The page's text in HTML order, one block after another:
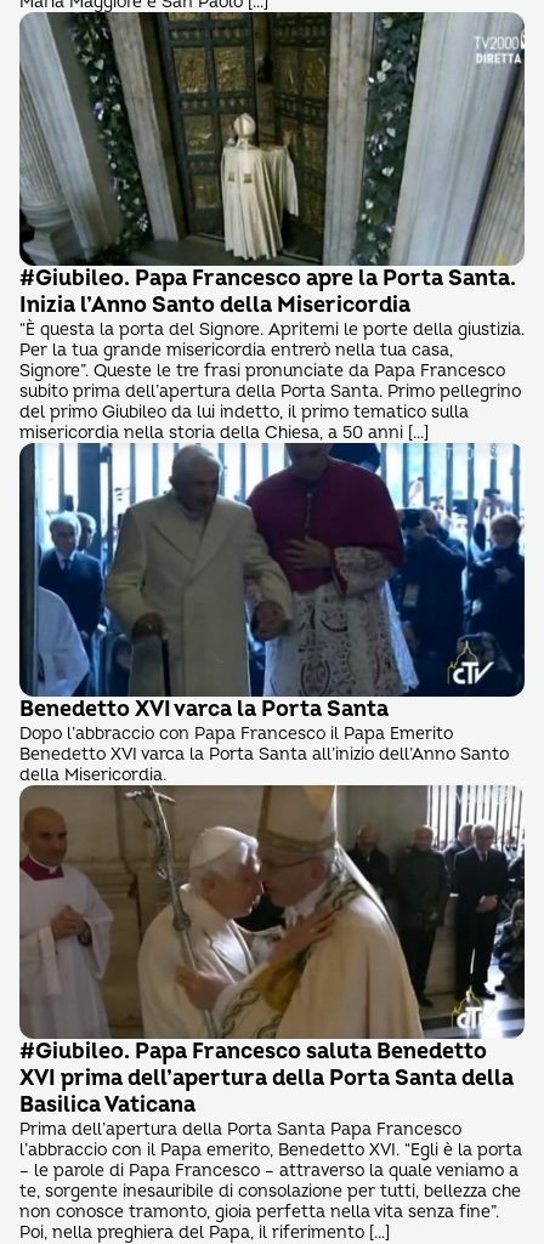
#Giubileo. Papa Francesco apre la Porta Santa.
Inizia l’Anno Santo della Misericordia
“È questa la porta del Signore. Apritemi le porte della giustizia.
Per la tua grande misericordia entrerò nella tua casa,
Signore”. Queste le tre frasi pronunciate da Papa Francesco
subito prima dell’apertura della Porta Santa. Primo pellegrino
del primo Giubileo da lui indetto, il primo tematico sulla
misericordia nella storia della Chiesa, a 50 anni […]
Benedetto XVI varca la Porta Santa
Dopo l’abbraccio con Papa Francesco il Papa Emerito
Benedetto XVI varca la Porta Santa all’inizio dell’Anno Santo
della Misericordia.
#Giubileo. Papa Francesco saluta Benedetto
XVI prima dell’apertura della Porta Santa della
Basilica Vaticana
Prima dell’apertura della Porta Santa Papa Francesco
l’abbraccio con il Papa emerito, Benedetto XVI. “Egli è la porta
– le parole di Papa Francesco – attraverso la quale veniamo a
te, sorgente inesauribile di consolazione per tutti, bellezza che
non conosce tramonto, gioia perfetta nella vita senza fine”.
Poi, nella preghiera del Papa, il riferimento […]